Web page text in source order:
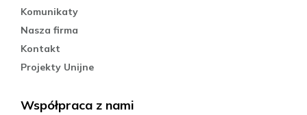
Komunikaty
Nasza firma
Kontakt
Projekty Unijne
Współpraca z nami